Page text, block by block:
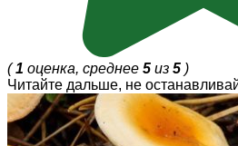
(1 оценка, среднее 5 из 5 )
Читайте дальше, не